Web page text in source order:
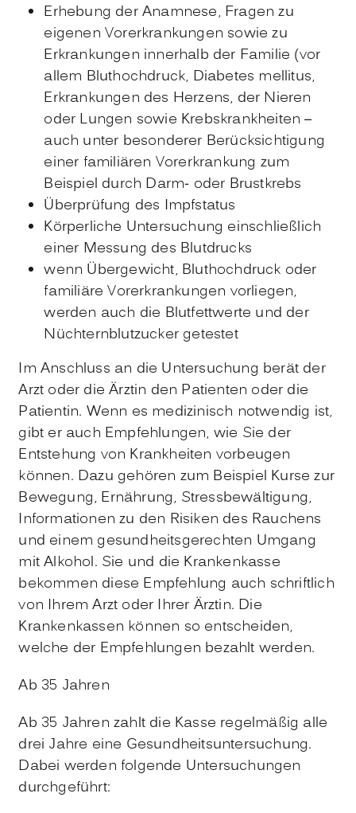
Erhebung der Anamnese, Fragen zu
eigenen Vorerkrankungen sowie zu
Erkrankungen innerhalb der Familie (vor
allem Bluthochdruck, Diabetes mellitus,
Erkrankungen des Herzens, der Nieren
oder Lungen sowie Krebskrankheiten –
auch unter besonderer Berücksichtigung
einer familiären Vorerkrankung zum
Beispiel durch Darm- oder Brustkrebs
Überprüfung des Impfstatus
Körperliche Untersuchung einschließlich
einer Messung des Blutdrucks
wenn Übergewicht, Bluthochdruck oder
familiäre Vorerkrankungen vorliegen,
werden auch die Blutfettwerte und der
Nüchternblutzucker getestet
Im Anschluss an die Untersuchung berät der
Arzt oder die Ärztin den Patienten oder die
Patientin. Wenn es medizinisch notwendig ist,
gibt er auch Empfehlungen, wie Sie der
Entstehung von Krankheiten vorbeugen
können. Dazu gehören zum Beispiel Kurse zur
Bewegung, Ernährung, Stressbewältigung,
Informationen zu den Risiken des Rauchens
und einem gesundheitsgerechten Umgang
mit Alkohol. Sie und die Krankenkasse
bekommen diese Empfehlung auch schriftlich
von Ihrem Arzt oder Ihrer Ärztin. Die
Krankenkassen können so entscheiden,
welche der Empfehlungen bezahlt werden.
Ab 35 Jahren
Ab 35 Jahren zahlt die Kasse regelmäßig alle
drei Jahre eine Gesundheitsuntersuchung.
Dabei werden folgende Untersuchungen
durchgeführt: